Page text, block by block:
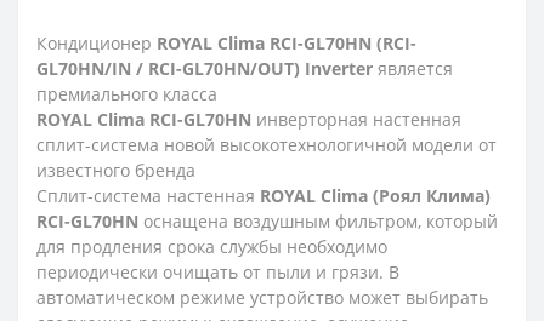
Кондиционер ROYAL Clima RCI-GL70HN (RCI-
GL70HN/IN / RCI-GL70HN/OUT) Inverter является
премиального класса
ROYAL Clima RCI-GL70HN инверторная настенная
сплит-система новой высокотехнологичной модели от
известного бренда
Сплит-система настенная ROYAL Clima (Роял Клима)
RCI-GL70HN оснащена воздушным фильтром, который
для продления срока службы необходимо
периодически очищать от пыли и грязи. В
автоматическом режиме устройство может выбирать